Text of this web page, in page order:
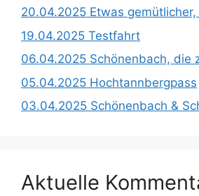
20.04.2025 Etwas
19.04.2025 Testfahrt
06.04.2025 Schönenbach, die
05.04.2025 Hochtannbergpass
03.04.2025 Schönenbach &
Aktuelle